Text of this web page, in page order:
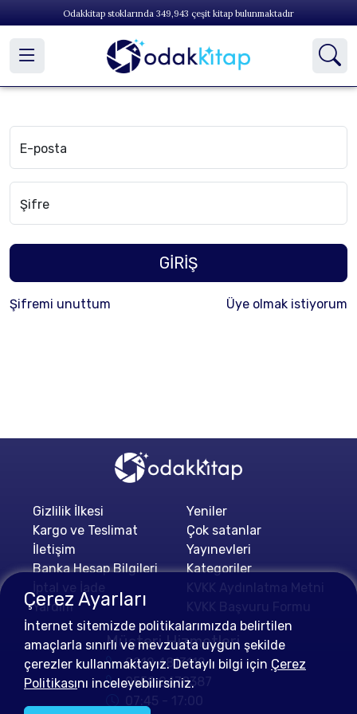
Odakkitap stoklarında 349,943 çeşit kitap bulunmaktadır
E-posta
Şifre
GİRİŞ
Şifremi unuttum Üye olmak istiyorum
Gizlilik İlkesi
Kargo ve Teslimat
İletişim
Banka Hesap Bilgileri
Yardım
Yeniler
Çok satanlar
Yayınevleri
Kategoriler
Müşteri Hizmetleri
0212 4813112
0552 0478387
07:45 - 17:00
Çerez Ayarları
İnternet sitemizde politikalarımızda belirtilen
amaçlarla sınırlı ve mevzuata uygun şekilde
çerezler kullanmaktayız. Detaylı bilgi için Çerez
Politikasını inceleyebilirsiniz.